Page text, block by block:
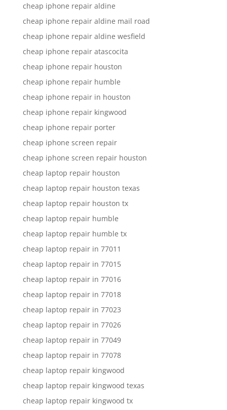
cheap iphone repair aldine
cheap iphone repair aldine mail road
cheap iphone repair aldine wesfield
cheap iphone repair atascocita
cheap iphone repair houston
cheap iphone repair humble
cheap iphone repair in houston
cheap iphone repair kingwood
cheap iphone repair porter
cheap iphone screen repair
cheap iphone screen repair houston
cheap laptop repair houston
cheap laptop repair houston texas
cheap laptop repair houston tx
cheap laptop repair humble
cheap laptop repair humble tx
cheap laptop repair in 77011
cheap laptop repair in 77015
cheap laptop repair in 77016
cheap laptop repair in 77018
cheap laptop repair in 77023
cheap laptop repair in 77026
cheap laptop repair in 77049
cheap laptop repair in 77078
cheap laptop repair kingwood
cheap laptop repair kingwood texas
cheap laptop repair kingwood tx